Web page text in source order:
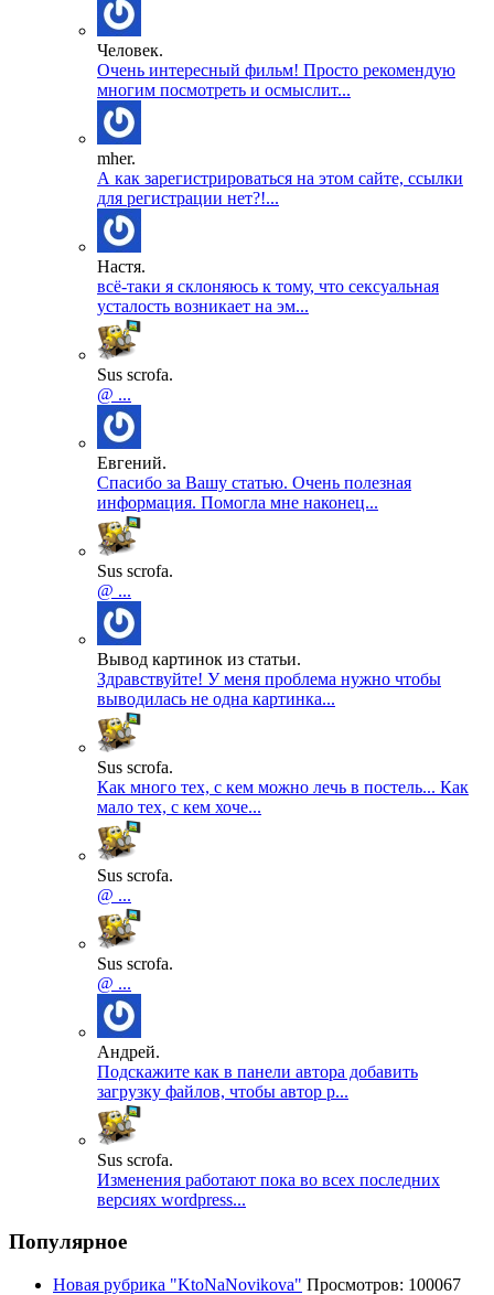
Человек.
Очень интересный фильм! Просто рекомендую
многим посмотреть и осмыслит...
mher.
А как зарегистрироваться на этом сайте, ссылки
для регистрации нет?!...
Настя.
всё-таки я склоняюсь к тому, что сексуальная
усталость возникает на эм...
Sus scrofa.
@ ...
Евгений.
Спасибо за Вашу статью. Очень полезная
информация. Помогла мне наконец...
Sus scrofa.
@ ...
Вывод картинок из статьи.
Здравствуйте! У меня проблема нужно чтобы
выводилась не одна картинка...
Sus scrofa.
Как много тех, с кем можно лечь в постель... Как
мало тех, с кем хоче...
Sus scrofa.
@ ...
Sus scrofa.
@ ...
Андрей.
Подскажите как в панели автора добавить
загрузку файлов, чтобы автор р...
Sus scrofa.
Изменения работают пока во всех последних
версиях wordpress...
Популярное
Новая рубрика "KtoNaNovikova" Просмотров: 100067